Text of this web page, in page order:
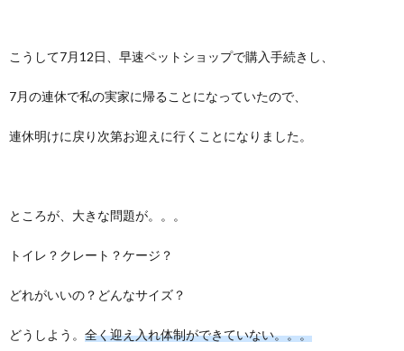
こうして7月12日、早速ペットショップで購入手続きし、
7月の連休で私の実家に帰ることになっていたので、
連休明けに戻り次第お迎えに行くことになりました。
ところが、大きな問題が。。。
トイレ？クレート？ケージ？
どれがいいの？どんなサイズ？
どうしよう。 全く迎え入れ体制ができていない。。。